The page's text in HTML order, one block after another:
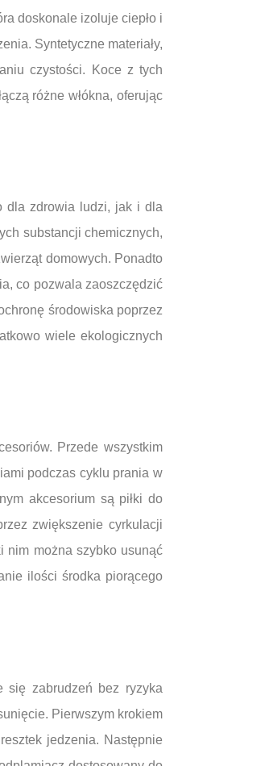
doskonale izoluje ciepło i
Syntetyczne materiały,
czystości. Koce z tych
różne włókna, oferując
dla zdrowia ludzi, jak i dla
substancji chemicznych,
domowych. Ponadto
co pozwala zaoszczędzić
środowiska poprzez
wiele ekologicznych
Przede wszystkim
podczas cyklu prania w
akcesorium są piłki do
zwiększenie cyrkulacji
nim można szybko usunąć
ilości środka piorącego
się zabrudzeń bez ryzyka
Pierwszym krokiem
jedzenia. Następnie